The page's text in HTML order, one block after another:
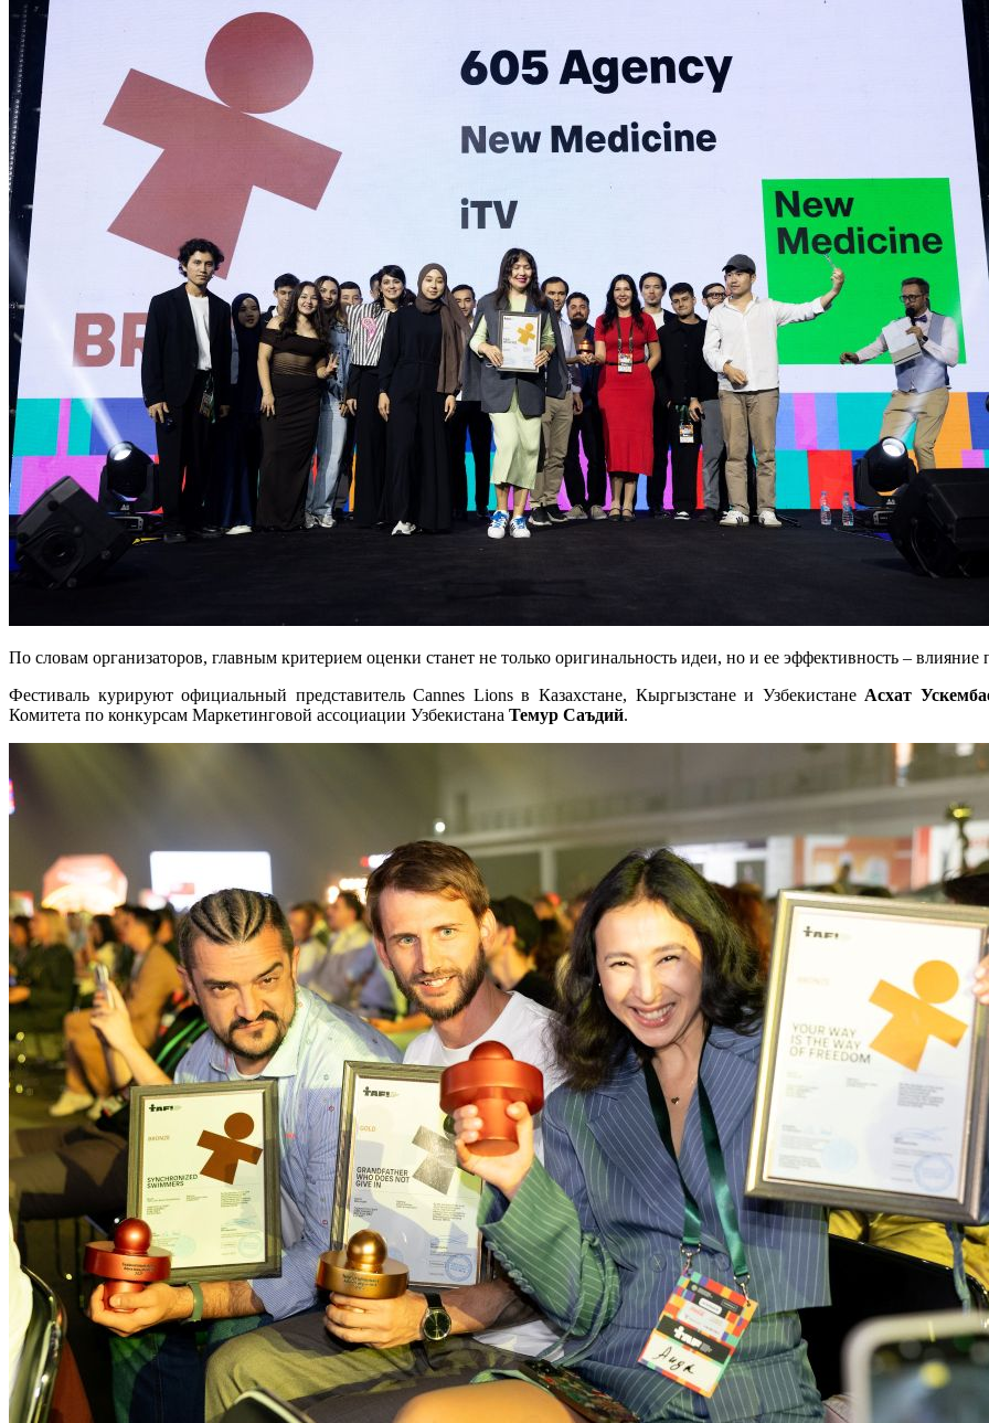
По словам организаторов, главным критерием оценки станет не только оригинальность идеи, но и ее эффективность –
Фестиваль курируют официальный представитель Cannes Lions в Казахстане, Кыргызстане и Узбекистане Асхат
Комитета по конкурсам Маркетинговой ассоциации Узбекистана Темур Саъдий.